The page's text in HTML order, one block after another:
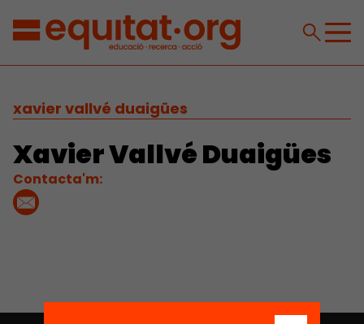
xavier vallvé duaigües
Xavier Vallvé Duaigües
Contacta'm: